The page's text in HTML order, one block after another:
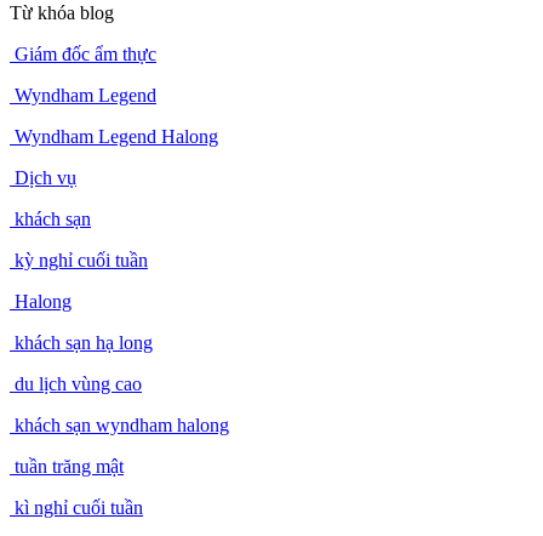
Từ khóa blog
Giám đốc ẩm thực
Wyndham Legend
Wyndham Legend Halong
Dịch vụ
khách sạn
kỳ nghỉ cuối tuần
Halong
khách sạn hạ long
du lịch vùng cao
khách sạn wyndham halong
tuần trăng mật
kì nghỉ cuối tuần